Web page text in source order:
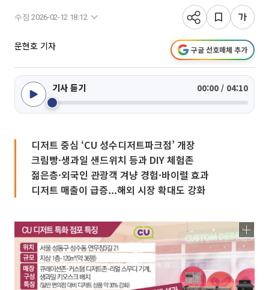
수정 2026-02-12 18:12
문현호 기자 구글 선호매체 추가
기사 듣기 00:00 / 04:10
디저트 중심 ‘CU 성수디저트파크점’ 개장
크림빵·생과일 샌드위치 등과 DIY 체험존
젊은층·외국인 관광객 겨냥 경험·바이럴 효과
디저트 매출이 급증...해외 시장 확대도 강화